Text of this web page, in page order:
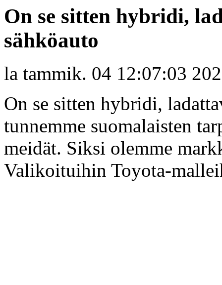
On se sitten hybridi,
sähköauto
la tammik. 04 12:07:03
On se sitten hybridi,
tunnemme suomalaisten
meidät. Siksi olemme
Valikoituihin Toyota-